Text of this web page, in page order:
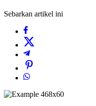
Sebarkan artikel ini